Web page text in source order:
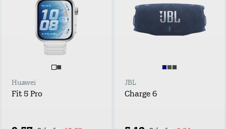
Huawei
Fit 5 Pro
JBL
Charge 6